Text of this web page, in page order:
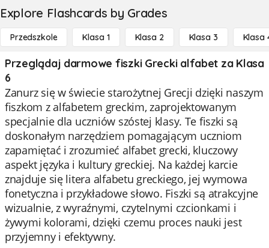
Explore Flashcards by Grades
Przedszkole Klasa 1 Klasa 2 Klasa 3 Klasa
Przeglądaj darmowe fiszki Grecki alfabet za Klasa
6
Zanurz się w świecie starożytnej Grecji dzięki naszym
fiszkom z alfabetem greckim, zaprojektowanym
specjalnie dla uczniów szóstej klasy. Te fiszki są
doskonałym narzędziem pomagającym uczniom
zapamiętać i zrozumieć alfabet grecki, kluczowy
aspekt języka i kultury greckiej. Na każdej karcie
znajduje się litera alfabetu greckiego, jej wymowa
fonetyczna i przykładowe słowo. Fiszki są atrakcyjne
wizualnie, z wyraźnymi, czytelnymi czcionkami i
żywymi kolorami, dzięki czemu proces nauki jest
przyjemny i efektywny.